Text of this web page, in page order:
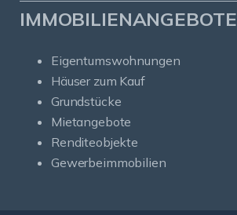
IMMOBILIENANGEBOTE
Eigentumswohnungen
Häuser zum Kauf
Grundstücke
Mietangebote
Renditeobjekte
Gewerbeimmobilien